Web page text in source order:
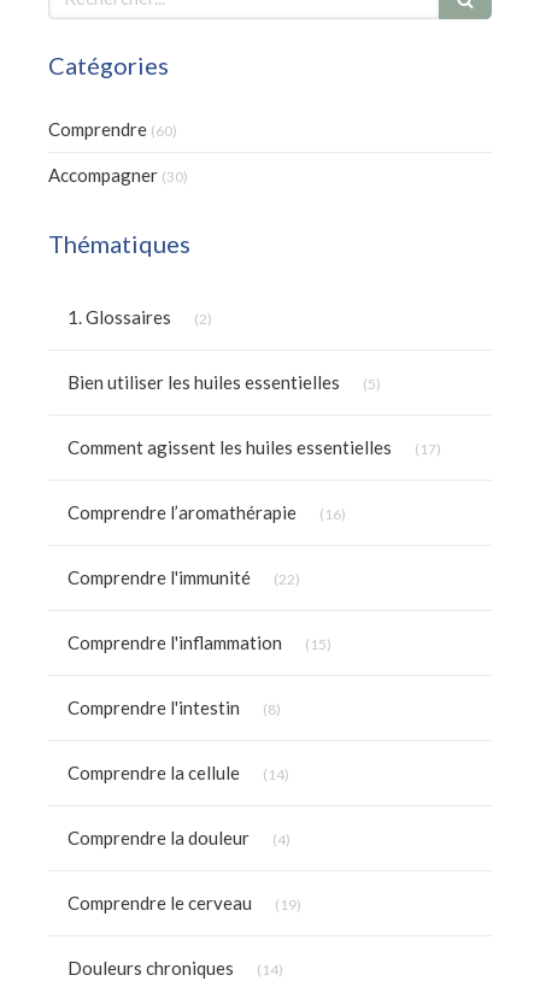
Catégories
Comprendre (60)
Accompagner (30)
Thématiques
1. Glossaires (2)
Bien utiliser les huiles essentielles (5)
Comment agissent les huiles essentielles (17)
Comprendre l’aromathérapie (16)
Comprendre l'immunité (22)
Comprendre l'inflammation (15)
Comprendre l'intestin (8)
Comprendre la cellule (14)
Comprendre la douleur (4)
Comprendre le cerveau (19)
Douleurs chroniques (14)